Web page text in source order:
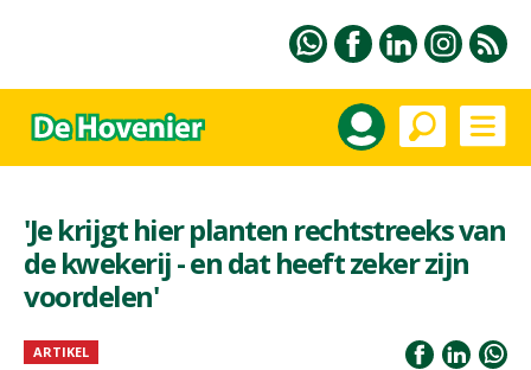
'Je krijgt hier planten rechtstreeks van
de kwekerij - en dat heeft zeker zijn
voordelen'
ARTIKEL